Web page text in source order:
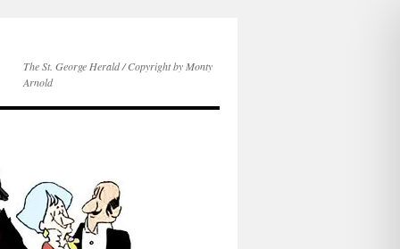
The St. George Herald / Copyright by Monty
Arnold